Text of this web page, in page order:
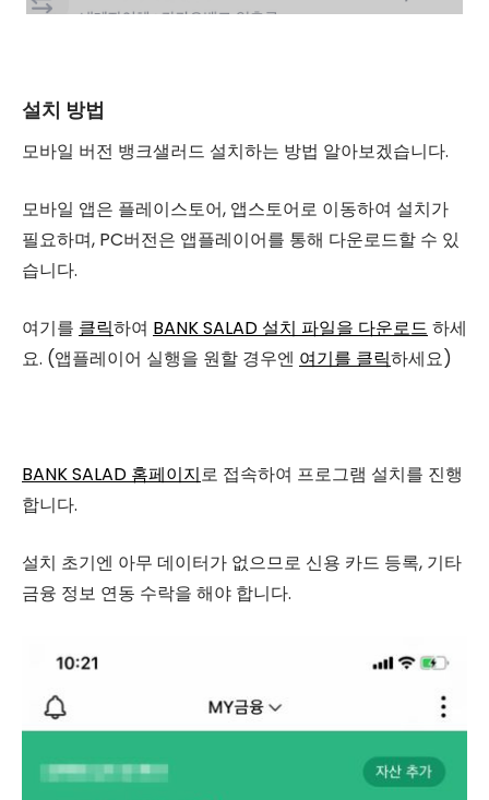
설치 방법
모바일 버전 뱅크샐러드 설치하는 방법 알아보겠습니다.
모바일 앱은 플레이스토어, 앱스토어로 이동하여 설치가
필요하며, PC버전은 앱플레이어를 통해 다운로드할 수 있
습니다.
여기를 클릭하여 BANK SALAD 설치 파일을 다운로드 하세
요. (앱플레이어 실행을 원할 경우엔 여기를 클릭하세요)
BANK SALAD 홈페이지로 접속하여 프로그램 설치를 진행
합니다.
설치 초기엔 아무 데이터가 없으므로 신용 카드 등록, 기타
금융 정보 연동 수락을 해야 합니다.